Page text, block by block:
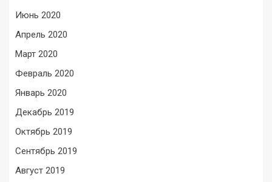
Июнь 2020
Апрель 2020
Март 2020
Февраль 2020
Январь 2020
Декабрь 2019
Октябрь 2019
Сентябрь 2019
Август 2019